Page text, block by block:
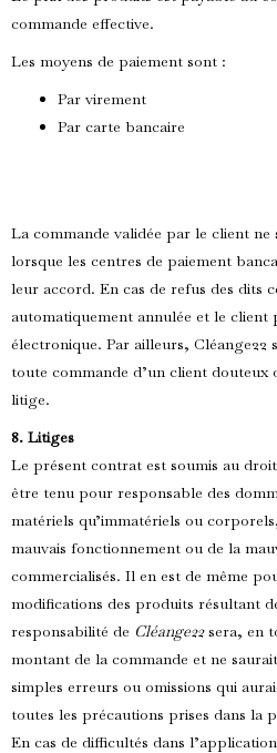
commande effective.
Les moyens de paiement sont :
Par virement
Par carte bancaire
La commande validée par le client ne
lorsque les centres de paiement
leur accord. En cas de refus des dits
automatiquement annulée et le
électronique. Par ailleurs, Cléange22
toute commande d’un client douteux
litige.
8. Litiges
Le présent contrat est soumis au
être tenu pour responsable des
matériels qu’immatériels ou
mauvais fonctionnement ou de la
commercialisés. Il en est de même
modifications des produits résultant
responsabilité de Cléange22sera, en
montant de la commande et ne
simples erreurs ou omissions qui
toutes les précautions prises dans la
En cas de difficultés dans